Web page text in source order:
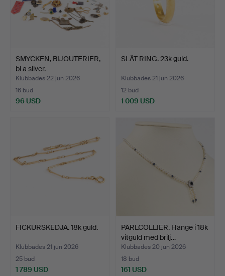
SMYCKEN, BIJOUTERIER,
bl a silver.
Klubbades 22 jun 2026
16 bud
96 USD
SLÄT RING. 23k guld.
Klubbades 21 jun 2026
12 bud
1 009 USD
FICKURSKEDJA. 18k guld.
Klubbades 21 jun 2026
25 bud
1 789 USD
PÄRLCOLLIER. Hänge i 18k
vitguld med brilj…
Klubbades 20 jun 2026
18 bud
161 USD